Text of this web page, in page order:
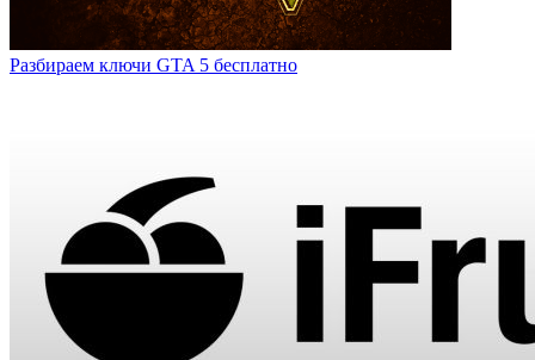
Разбираем ключи GTA 5 бесплатно